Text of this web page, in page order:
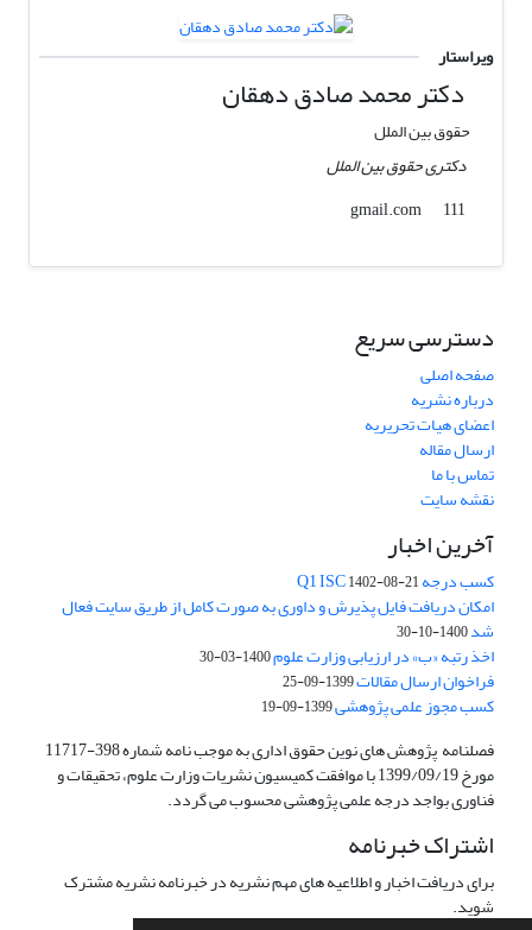
ویراستار
دکتر محمد صادق دهقان
حقوق بین الملل
دکتری حقوق بین الملل
gmail.com
دسترسی سریع
صفحه اصلی
درباره نشریه
اعضای هیات تحریریه
ارسال مقاله
تماس با ما
نقشه سایت
آخرین اخبار
کسب درجه Q1 ISC1402-08-21
امکان دریافت فایل پذیرش و داوری به صورت کامل از طریق سایت فعال
شد1400-10-30
اخذ رتبه «ب» در ارزیابی وزارت علوم1400-03-30
فراخوان ارسال مقالات1399-09-25
کسب مجوز علمی پژوهشی1399-09-19
فصلنامه پژوهش های نوین حقوق اداری به موجب نامه شماره 398-11717
مورخ 1399/09/19 با موافقت کمیسیون نشریات وزارت علوم، تحقیقات و
فناوری بواجد درجه علمی پژوهشی محسوب می گردد.
اشتراک خبرنامه
برای دریافت اخبار و اطلاعیه های مهم نشریه در خبرنامه نشریه مشترک
شوید.